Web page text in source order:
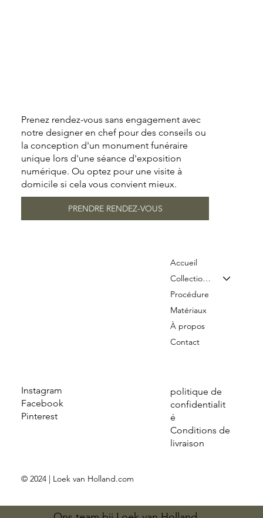
Instagram
Facebook
Pinterest
politique de
confidentialit
é
Conditions de
livraison
Accueil
Collection & Tarifs
Procédure
Matériaux
À propos
Contact
© 2024 | Loek van Holland.com
Prenez rendez-vous sans engagement avec
notre designer en chef pour des conseils ou
la conception d'un monument funéraire
unique lors d'une séance d'exposition
numérique. Ou optez pour une visite à
domicile si cela vous convient mieux.
PRENDRE RENDEZ-VOUS